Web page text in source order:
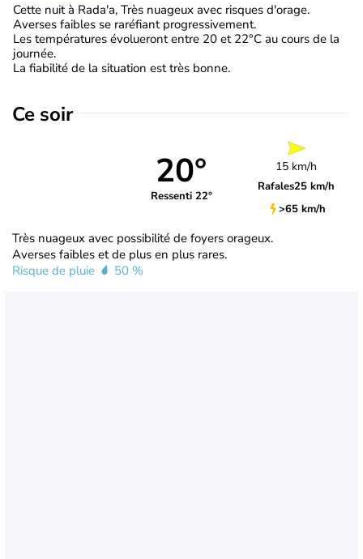
Cette nuit à Rada'a, Très nuageux avec risques d'orage.
Averses faibles se raréfiant progressivement.
Les températures évolueront entre 20 et 22°C au cours de la
journée.
La fiabilité de la situation est très bonne.
Ce soir
20°
Ressenti 22°
15 km/h
Rafales25 km/h
>65 km/h
Très nuageux avec possibilité de foyers orageux.
Averses faibles et de plus en plus rares.
Risque de pluie
50 %